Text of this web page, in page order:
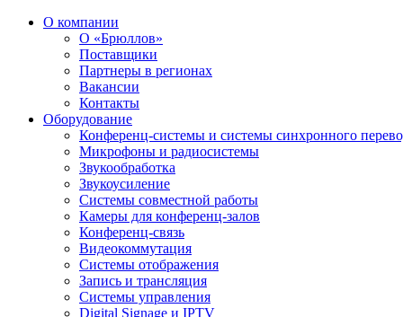
О компании
О «Брюллов»
Поставщики
Партнеры в регионах
Вакансии
Контакты
Оборудование
Конференц-системы и системы синхронного
Микрофоны и радиосистемы
Звукообработка
Звукоусиление
Системы совместной работы
Камеры для конференц-залов
Конференц-связь
Видеокоммутация
Системы отображения
Запись и трансляция
Системы управления
Digital Signage и IPTV